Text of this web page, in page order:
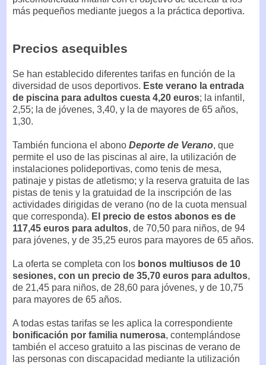
más pequeños mediante juegos a la práctica deportiva.
Precios asequibles
Se han establecido diferentes tarifas en función de la
diversidad de usos deportivos. Este verano la entrada
de piscina para adultos cuesta 4,20 euros; la infantil,
2,55; la de jóvenes, 3,40, y la de mayores de 65 años,
1,30.
También funciona el abono Deporte de Verano, que
permite el uso de las piscinas al aire, la utilización de
instalaciones polideportivas, como tenis de mesa,
patinaje y pistas de atletismo; y la reserva gratuita de las
pistas de tenis y la gratuidad de la inscripción de las
actividades dirigidas de verano (no de la cuota mensual
que corresponda). El precio de estos abonos es de
117,45 euros para adultos, de 70,50 para niños, de 94
para jóvenes, y de 35,25 euros para mayores de 65 años.
La oferta se completa con los bonos multiusos de 10
sesiones, con un precio de 35,70 euros para adultos,
de 21,45 para niños, de 28,60 para jóvenes, y de 10,75
para mayores de 65 años.
A todas estas tarifas se les aplica la correspondiente
bonificación por familia numerosa, contemplándose
también el acceso gratuito a las piscinas de verano de
las personas con discapacidad mediante la utilización